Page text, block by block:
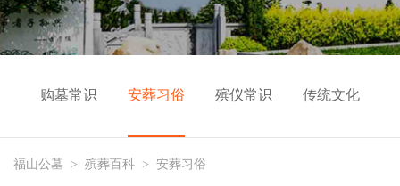
购墓常识 安葬习俗 殡仪常识 传统文化
福山公墓 > 殡葬百科 > 安葬习俗